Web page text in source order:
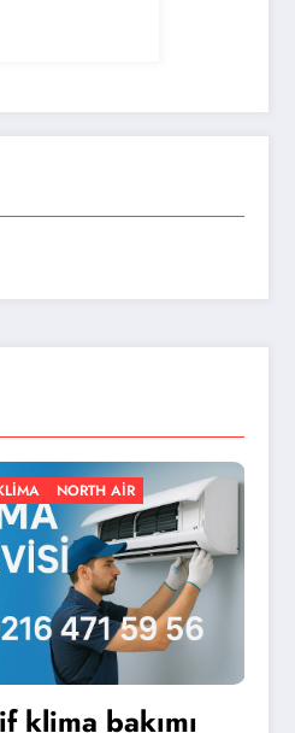
GENEL KLIMA NORTH AIR